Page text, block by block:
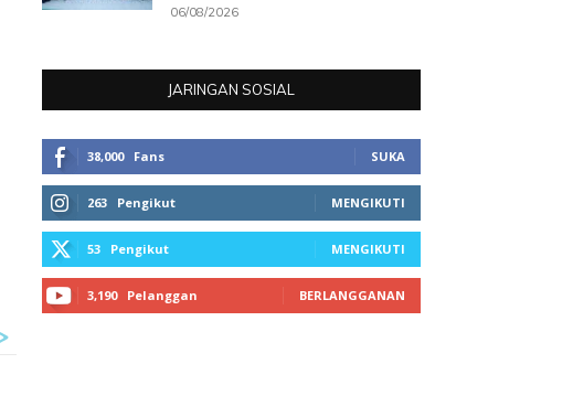
06/08/2026
JARINGAN SOSIAL
38,000 Fans SUKA
263 Pengikut MENGIKUTI
53 Pengikut MENGIKUTI
3,190 Pelanggan BERLANGGANAN